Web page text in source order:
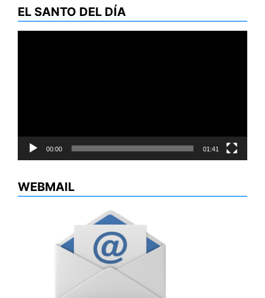
EL SANTO DEL DÍA
00:00 01:41
WEBMAIL